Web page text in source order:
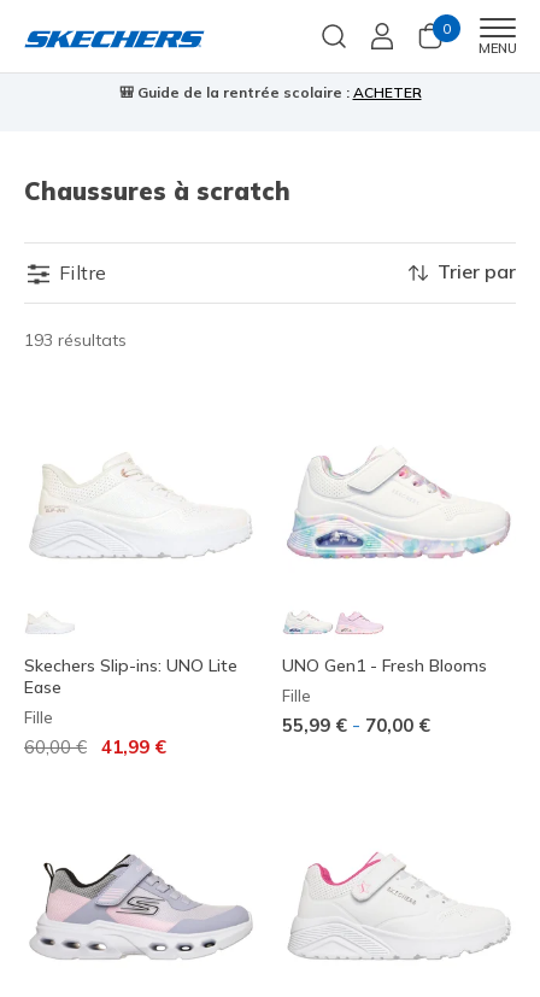
0
MENU
🎒 Guide de la rentrée scolaire : ACHETER
Chaussures à scratch
Filtre
193 résultats
Trier par
Skechers Slip-ins: UNO Lite
Ease
Fille
Prix réduit de
60,00 € 41,99 €
UNO Gen1 - Fresh Blooms
Fille
55,99 € - 70,00 €